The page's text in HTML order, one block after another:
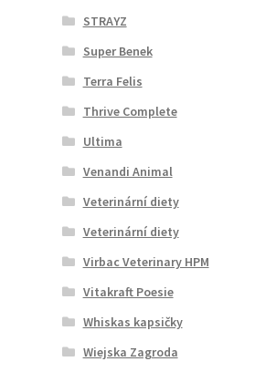
STRAYZ
Super Benek
Terra Felis
Thrive Complete
Ultima
Venandi Animal
Veterinární diety
Veterinární diety
Virbac Veterinary HPM
Vitakraft Poesie
Whiskas kapsičky
Wiejska Zagroda